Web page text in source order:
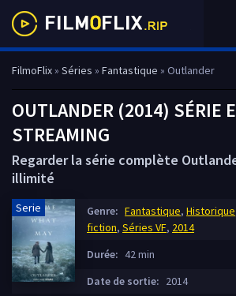
FilmoFlix» Séries » Fantastique » Outlander
OUTLANDER (2014) SÉRIE
STREAMING
Regarder la série complète
illimité
Serie Genre: Fantastique, Historique
fiction, Séries VF, 2014
Durée: 42 min
Date de sortie: 2014